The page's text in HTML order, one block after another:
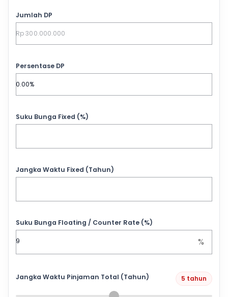
Jumlah DP
Persentase DP
Suku Bunga Fixed (%)
Jangka Waktu Fixed (Tahun)
Suku Bunga Floating / Counter Rate (%)
%
Jangka Waktu Pinjaman Total (Tahun) 5 tahun